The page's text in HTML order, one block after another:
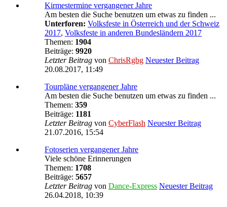
Kirmestermine vergangener Jahre
Am besten die Suche benutzen um etwas zu finden ...
Unterforen: Volksfeste in Österreich und der Schweiz
2017, Volksfeste in anderen Bundesländern 2017
Themen: 1904
Beiträge: 9920
Letzter Beitrag von ChrisRgbg Neuester Beitrag
20.08.2017, 11:49
Tourpläne vergangener Jahre
Am besten die Suche benutzen um etwas zu finden ...
Themen: 359
Beiträge: 1181
Letzter Beitrag von CyberFlash Neuester Beitrag
21.07.2016, 15:54
Fotoserien vergangener Jahre
Viele schöne Erinnerungen
Themen: 1708
Beiträge: 5657
Letzter Beitrag von Dance-Express Neuester Beitrag
26.04.2018, 10:39